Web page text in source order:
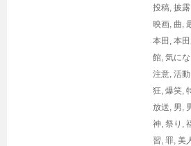
投稿, 披露
映画, 曲,
本田 , 本
館, 気に
注意, 活動
狂, 爆笑,
放送, 男,
神, 祭り ,
習, 罪, 美